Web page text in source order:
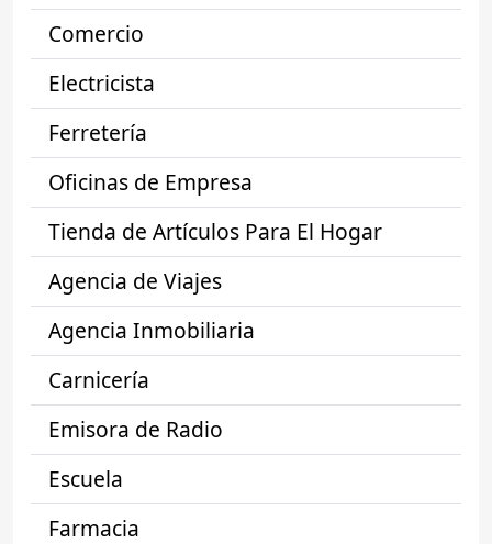
Comercio
Electricista
Ferretería
Oficinas de Empresa
Tienda de Artículos Para El Hogar
Agencia de Viajes
Agencia Inmobiliaria
Carnicería
Emisora de Radio
Escuela
Farmacia